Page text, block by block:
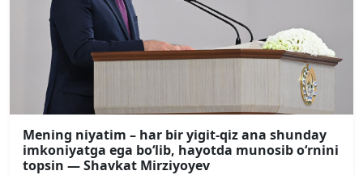
Mening niyatim – har bir yigit-qiz ana shunday
imkoniyatga ega boʻlib, hayotda munosib oʻrnini
topsin — Shavkat Mirziyoyev